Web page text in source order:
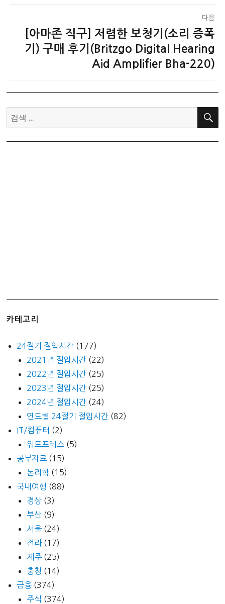
다음
[아마존 직구] 저렴한 보청기(소리 증폭
기) 구매 후기(Britzgo Digital Hearing
Aid Amplifier Bha-220)
검
색:
검
카테고리
24절기 절입시간 (177)
2021년 절입시간 (22)
2022년 절입시간 (25)
2023년 절입시간 (25)
2024년 절입시간 (24)
연도별 24절기 절입시간 (82)
IT/컴퓨터 (2)
워드프레스 (5)
공부자료 (15)
논리학 (15)
국내여행 (88)
경상 (3)
부산 (9)
서울 (24)
전라(17)
제주 (25)
충청 (14)
금융 (374)
주식 (374)